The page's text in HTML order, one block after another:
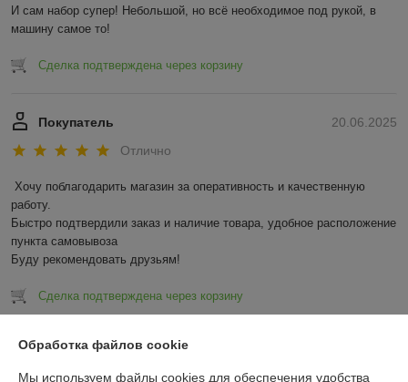
И сам набор супер! Небольшой, но всё необходимое под рукой, в
машину самое то!
Сделка подтверждена через корзину
20.06.2025
Покупатель
Отлично
Хочу поблагодарить магазин за оперативность и качественную
работу.
Быстро подтвердили заказ и наличие товара, удобное расположение
пункта самовывоза
Буду рекомендовать друзьям!
Сделка подтверждена через корзину
Показать все отзывы
Обработка файлов cookie
Мы используем файлы cookies для обеспечения удобства